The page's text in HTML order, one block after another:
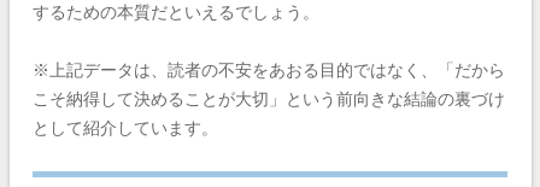
するための本質だといえるでしょう。
※上記データは、読者の不安をあおる目的ではなく、「だから
こそ納得して決めることが大切」という前向きな結論の裏づけ
として紹介しています。